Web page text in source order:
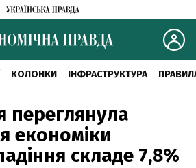
КОЛОНКИ ІНФРАСТРУКТУРА
переглянула
економіки
складе 7,8%